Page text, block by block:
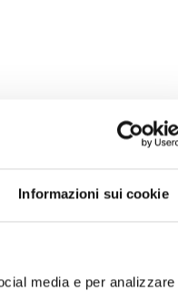
Informazioni sui cookie
media e per analizzare